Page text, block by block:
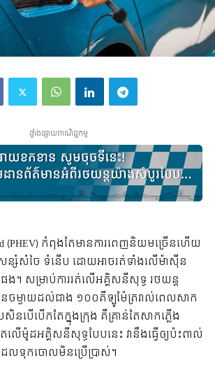
ផ្ទាំងផ្សាយពាណិជ្ជកម្ម
(PHEV) កំពុងតែមានការពេញនិយមច្រើនហើយ
ន្សំសំចៃ ទំនើប ដោយអាចរត់ទាំងលើម៉ាស៊ីន
។ សម្រាប់ការរត់លើអគ្គិសនីសុទ្ធ រថយន្ត
ានចម្ងាយដល់ជាង ១០០គីឡូម៉ែត្ររាល់ពេលសាក
នបើបើកតែក្នុងក្រុង គឺគ្រាន់តែសាកភ្លើង
ែលើម៉ូដអគ្គិសនីសុទ្ធបែបនេះ វានឹងធ្វើឲ្យប៉ះពាល់
លទុកចោលមិនប្រើប្រាស់។